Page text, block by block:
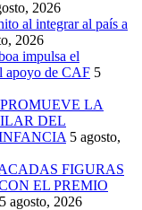
2026
al integrar al país a
2026
impulsa el
apoyo de CAF 5
LA
DEL
5 agosto,
FIGURAS
EL PREMIO
5 agosto, 2026